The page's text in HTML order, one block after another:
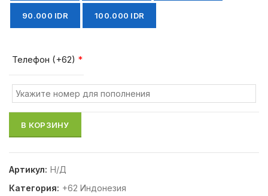
90.000 IDR 100.000 IDR
Телефон (+62) *
В КОРЗИНУ
Артикул: Н/Д
Категория: +62 Индонезия